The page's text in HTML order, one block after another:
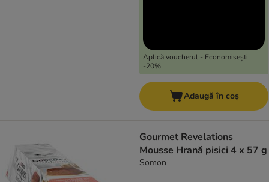
Aplică voucherul - Economisești
-20%
Adaugă în coș
Gourmet Revelations
Mousse Hrană pisici 4 x 57 g
Somon